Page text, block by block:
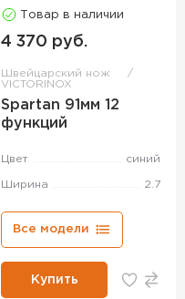
Товар в наличии
4 370 руб.
Швейцарский нож
VICTORINOX
Spartan 91мм 12
функций
Цвет синий
Ширина 2.7
Все модели
Купить